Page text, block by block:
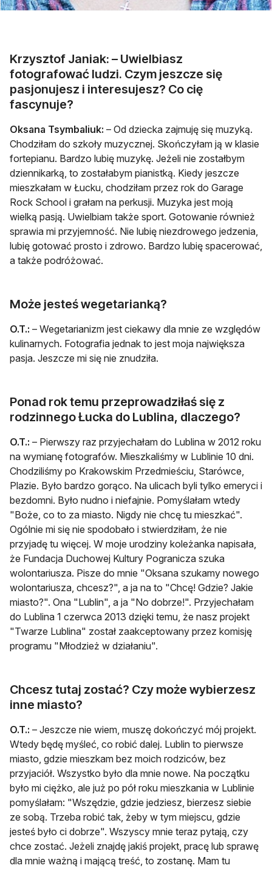
Krzysztof Janiak: – Uwielbiasz
fotografować ludzi. Czym jeszcze się
pasjonujesz i interesujesz? Co cię
fascynuje?
Oksana Tsymbaliuk: – Od dziecka zajmuję się muzyką.
Chodziłam do szkoły muzycznej. Skończyłam ją w klasie
fortepianu. Bardzo lubię muzykę. Jeżeli nie zostałbym
dziennikarką, to zostałabym pianistką. Kiedy jeszcze
mieszkałam w Łucku, chodziłam przez rok do Garage
Rock School i grałam na perkusji. Muzyka jest moją
wielką pasją. Uwielbiam także sport. Gotowanie również
sprawia mi przyjemność. Nie lubię niezdrowego jedzenia,
lubię gotować prosto i zdrowo. Bardzo lubię spacerować,
a także podróżować.
Może jesteś wegetarianką?
O.T.: – Wegetarianizm jest ciekawy dla mnie ze względów
kulinarnych. Fotografia jednak to jest moja największa
pasja. Jeszcze mi się nie znudziła.
Ponad rok temu przeprowadziłaś się z
rodzinnego Łucka do Lublina, dlaczego?
O.T.: – Pierwszy raz przyjechałam do Lublina w 2012 roku
na wymianę fotografów. Mieszkaliśmy w Lublinie 10 dni.
Chodziliśmy po Krakowskim Przedmieściu, Starówce,
Plazie. Było bardzo gorąco. Na ulicach byli tylko emeryci i
bezdomni. Było nudno i niefajnie. Pomyślałam wtedy
"Boże, co to za miasto. Nigdy nie chcę tu mieszkać".
Ogólnie mi się nie spodobało i stwierdziłam, że nie
przyjadę tu więcej. W moje urodziny koleżanka napisała,
że Fundacja Duchowej Kultury Pogranicza szuka
wolontariusza. Pisze do mnie "Oksana szukamy nowego
wolontariusza, chcesz?", a ja na to "Chcę! Gdzie? Jakie
miasto?". Ona "Lublin", a ja "No dobrze!". Przyjechałam
do Lublina 1 czerwca 2013 dzięki temu, że nasz projekt
"Twarze Lublina" został zaakceptowany przez komisję
programu "Młodzież w działaniu".
Chcesz tutaj zostać? Czy może wybierzesz
inne miasto?
O.T.: – Jeszcze nie wiem, muszę dokończyć mój projekt.
Wtedy będę myśleć, co robić dalej. Lublin to pierwsze
miasto, gdzie mieszkam bez moich rodziców, bez
przyjaciół. Wszystko było dla mnie nowe. Na początku
było mi ciężko, ale już po pół roku mieszkania w Lublinie
pomyślałam: "Wszędzie, gdzie jedziesz, bierzesz siebie
ze sobą. Trzeba robić tak, żeby w tym miejscu, gdzie
jesteś było ci dobrze". Wszyscy mnie teraz pytają, czy
chce zostać. Jeżeli znajdę jakiś projekt, pracę lub sprawę
dla mnie ważną i mającą treść, to zostanę. Mam tu